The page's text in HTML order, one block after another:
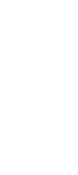
bara 700 meter
och en fridfull